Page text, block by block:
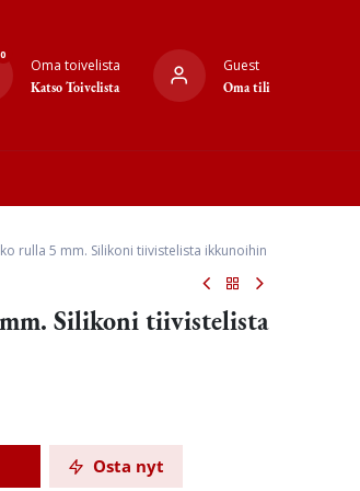
0
Oma toivelista
Katso Toivelista
Guest
Oma tili
rulla 5 mm. Silikoni tiivistelista ikkunoihin
Silikoni tiivistelista
Osta nyt